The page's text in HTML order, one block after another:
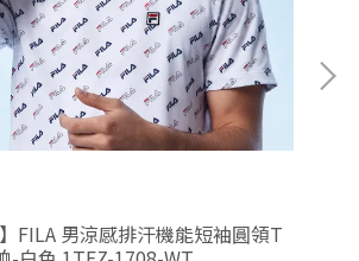
】FILA 男涼感排汗機能短袖圓領T